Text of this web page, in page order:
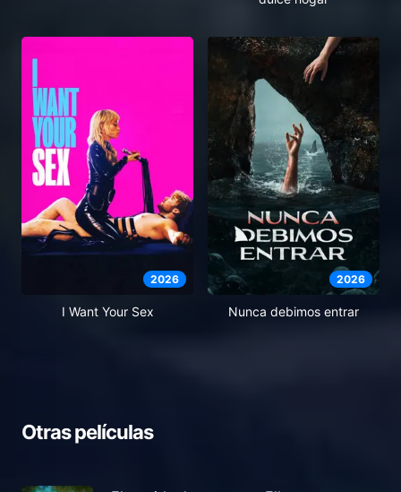
2026
I Want Your Sex
2026
Nunca debimos entrar
Otras películas